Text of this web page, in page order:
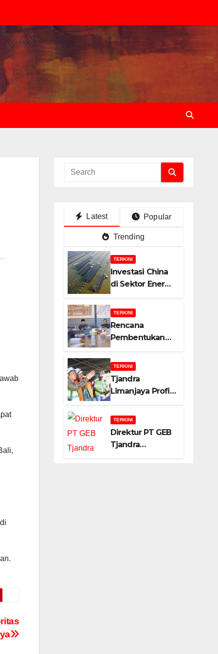
Latest Popular
Trending
TERKINI
Investasi China
di Sektor Energi
Surya: Peluang
dan Strategi
Indonesia?
TERKINI
Rencana
Pembentukan
Badan Usaha
Khusus (BUK)
Menguat dalam
Revisi RUU
Migas, Ini
TERKINI
Tjandra
Limanjaya Profil
Bisnisnya
TERKINI
Direktur PT GEB
Tjandra